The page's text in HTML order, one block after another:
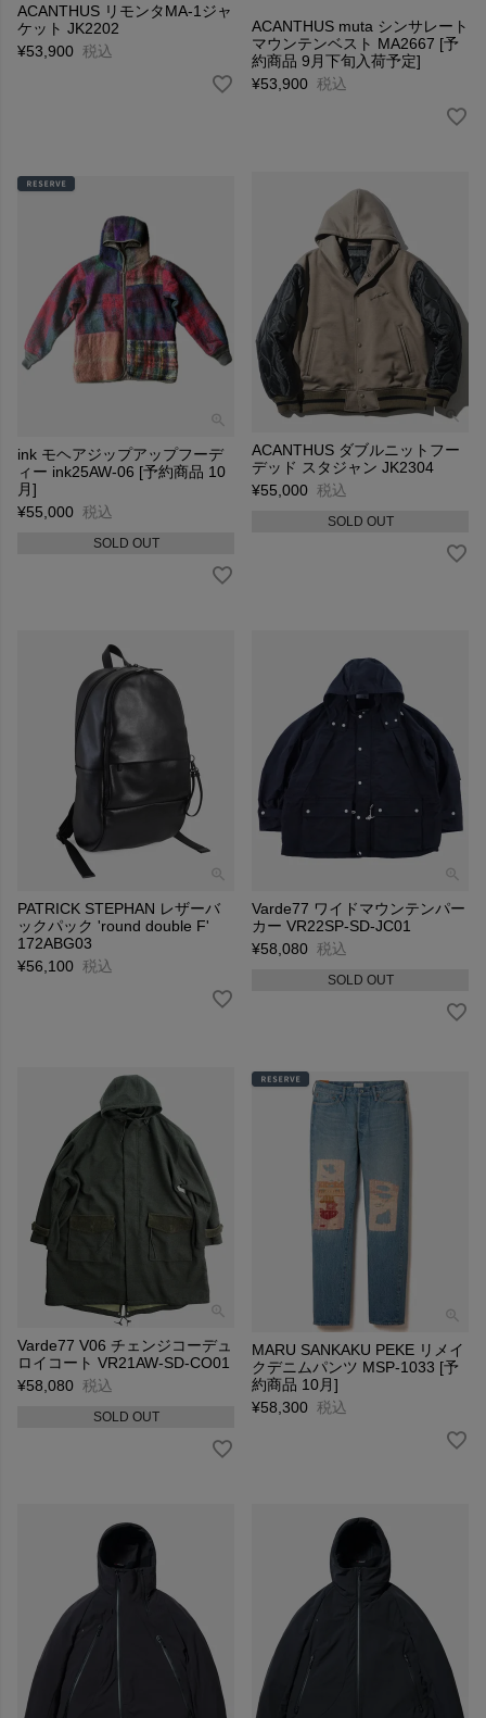
ACANTHUS リモンタMA-1ジャ
ケット JK2202
¥53,900 税込
ACANTHUS muta シンサレート
マウンテンベスト MA2667 [予
約商品 9月下旬入荷予定]
¥53,900 税込
ink モヘアジップアップフーデ
ィー ink25AW-06 [予約商品 10
月]
¥55,000 税込
SOLD OUT
ACANTHUS ダブルニットフー
デッド スタジャン JK2304
¥55,000 税込
SOLD OUT
PATRICK STEPHAN レザーバ
ックパック 'round double F'
172ABG03
¥56,100 税込
Varde77 ワイドマウンテンパー
カー VR22SP-SD-JC01
¥58,080 税込
SOLD OUT
Varde77 V06 チェンジコーデュ
ロイコート VR21AW-SD-CO01
¥58,080 税込
SOLD OUT
MARU SANKAKU PEKE リメイ
クデニムパンツ MSP-1033 [予
約商品 10月]
¥58,300 税込